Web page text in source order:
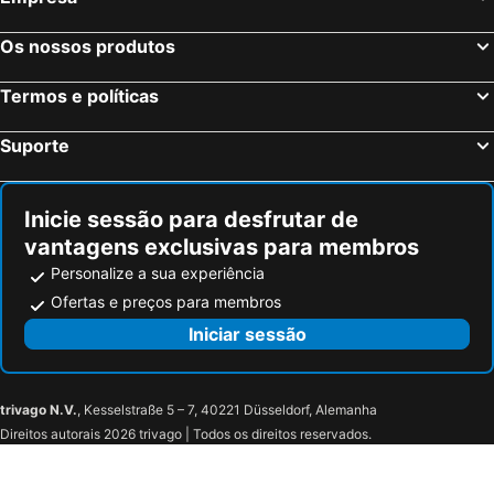
Lake Buena Vista, Flórida Hotéis
Boston, Massachusetts Hotéis
Os nossos produtos
Termos e políticas
Suporte
Inicie sessão para desfrutar de
vantagens exclusivas para membros
Personalize a sua experiência
Ofertas e preços para membros
Iniciar sessão
trivago N.V., Kesselstraße 5 – 7, 40221 Düsseldorf, Alemanha
Direitos autorais 2026 trivago | Todos os direitos reservados.